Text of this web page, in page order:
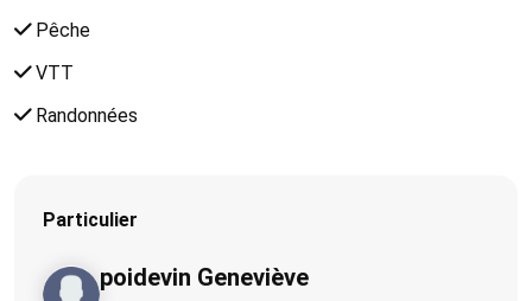
Pêche
VTT
Randonnées
Particulier
poidevin Geneviève